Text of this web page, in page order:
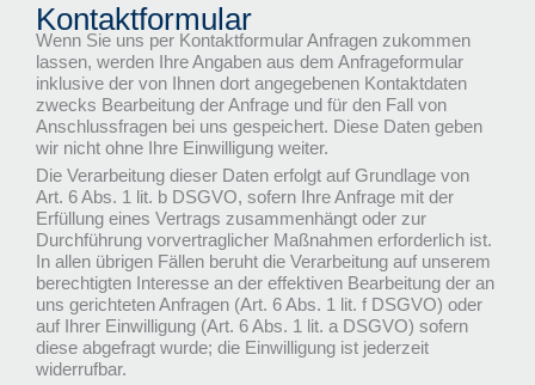
Kontaktformular
Wenn Sie uns per Kontaktformular Anfragen zukommen
lassen, werden Ihre Angaben aus dem Anfrageformular
inklusive der von Ihnen dort angegebenen Kontaktdaten
zwecks Bearbeitung der Anfrage und für den Fall von
Anschlussfragen bei uns gespeichert. Diese Daten geben
wir nicht ohne Ihre Einwilligung weiter.
Die Verarbeitung dieser Daten erfolgt auf Grundlage von
Art. 6 Abs. 1 lit. b DSGVO, sofern Ihre Anfrage mit der
Erfüllung eines Vertrags zusammenhängt oder zur
Durchführung vorvertraglicher Maßnahmen erforderlich ist.
In allen übrigen Fällen beruht die Verarbeitung auf unserem
berechtigten Interesse an der effektiven Bearbeitung der an
uns gerichteten Anfragen (Art. 6 Abs. 1 lit. f DSGVO) oder
auf Ihrer Einwilligung (Art. 6 Abs. 1 lit. a DSGVO) sofern
diese abgefragt wurde; die Einwilligung ist jederzeit
widerrufbar.